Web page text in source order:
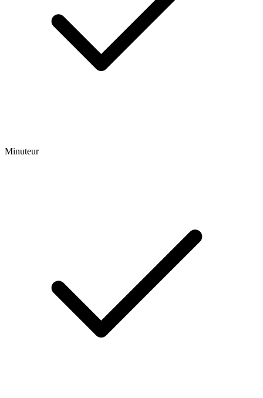
Minuteur